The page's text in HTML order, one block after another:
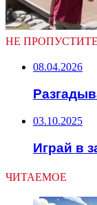
НЕ ПРОПУСТИТЕ
08.04.2026
03.10.2025
Играй в
ЧИТАЕМОЕ